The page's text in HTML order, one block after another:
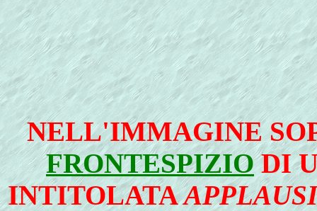
NELL'IMMAGINE
FRONTESPIZIO DI
INTITOLATAAPPLAUSI